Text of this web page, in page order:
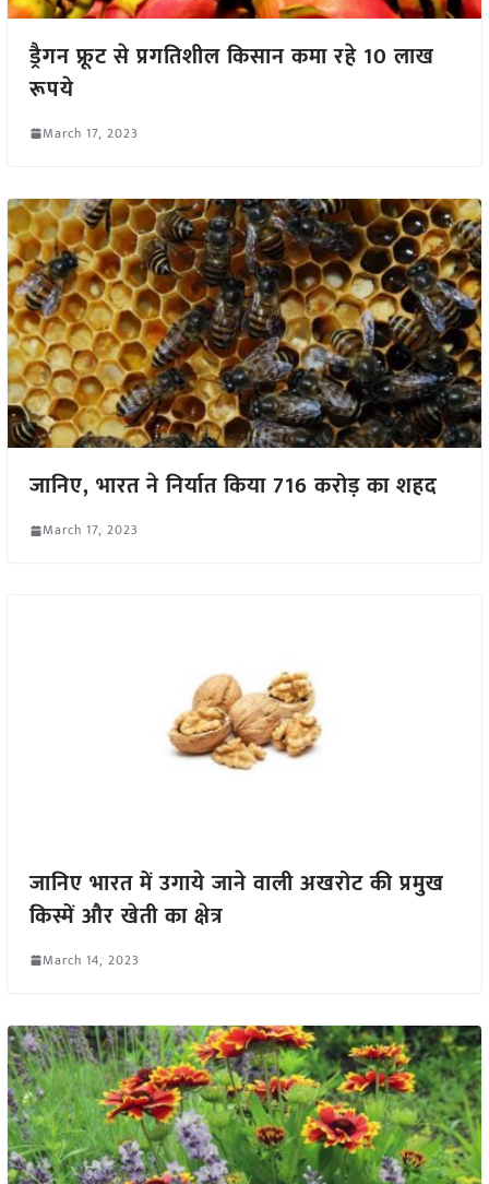
ड्रैगन फ्रूट से प्रगतिशील किसान कमा रहे 10 लाख
रूपये
March 17, 2023
जानिए, भारत ने निर्यात किया 716 करोड़ का शहद
March 17, 2023
जानिए भारत में उगाये जाने वाली अखरोट की प्रमुख
किस्में और खेती का क्षेत्र
March 14, 2023